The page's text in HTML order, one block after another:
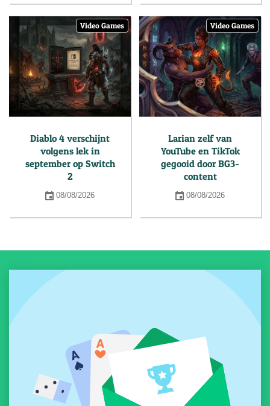
Video Games
Diablo 4 verschijnt
volgens lek in
september op Switch
2
08/08/2026
Video Games
Larian zelf van
YouTube en TikTok
gegooid door BG3-
content
08/08/2026